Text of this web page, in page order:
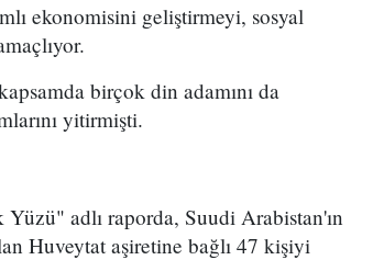
ekonomisini geliştirmeyi, sosyal
birçok din adamını da
yitirmişti.
adlı raporda, Suudi Arabistan'ın
Huveytat aşiretine bağlı 47 kişiyi